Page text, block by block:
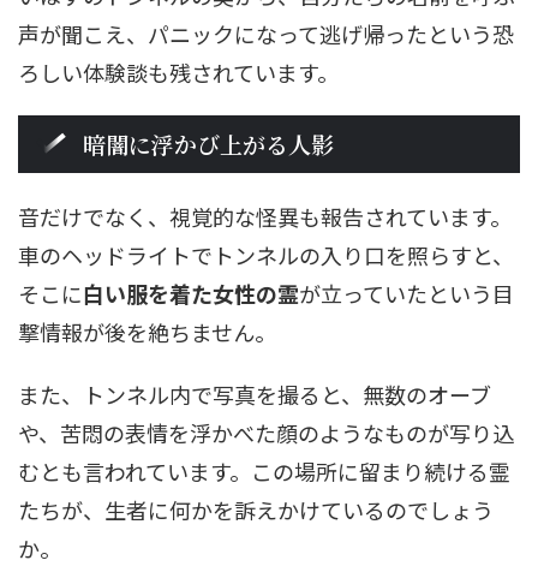
声が聞こえ、パニックになって逃げ帰ったという恐
ろしい体験談も残されています。
暗闇に浮かび上がる人影
音だけでなく、視覚的な怪異も報告されています。
車のヘッドライトでトンネルの入り口を照らすと、
そこに白い服を着た女性の霊が立っていたという目
撃情報が後を絶ちません。
また、トンネル内で写真を撮ると、無数のオーブ
や、苦悶の表情を浮かべた顔のようなものが写り込
むとも言われています。この場所に留まり続ける霊
たちが、生者に何かを訴えかけているのでしょう
か。